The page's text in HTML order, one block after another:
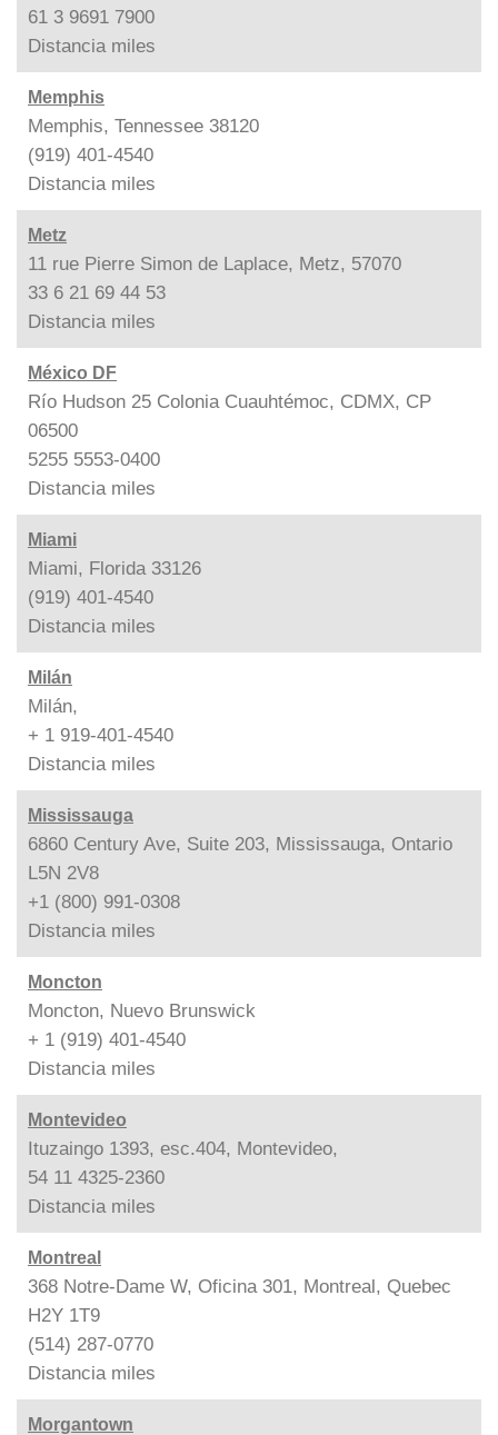
61 3 9691 7900
Distancia miles
Memphis
Memphis, Tennessee 38120
(919) 401-4540
Distancia miles
Metz
11 rue Pierre Simon de Laplace, Metz, 57070
33 6 21 69 44 53
Distancia miles
México DF
Río Hudson 25 Colonia Cuauhtémoc, CDMX, CP
06500
5255 5553-0400
Distancia miles
Miami
Miami, Florida 33126
(919) 401-4540
Distancia miles
Milán
Milán,
+ 1 919-401-4540
Distancia miles
Mississauga
6860 Century Ave, Suite 203, Mississauga, Ontario
L5N 2V8
+1 (800) 991-0308
Distancia miles
Moncton
Moncton, Nuevo Brunswick
+ 1 (919) 401-4540
Distancia miles
Montevideo
Ituzaingo 1393, esc.404, Montevideo,
54 11 4325-2360
Distancia miles
Montreal
368 Notre-Dame W, Oficina 301, Montreal, Quebec
H2Y 1T9
(514) 287-0770
Distancia miles
Morgantown